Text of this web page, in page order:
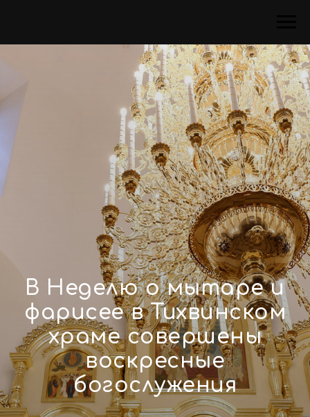
В Неделю о мытаре и
фарисее в Тихвинском
храме совершены
воскресные
богослужения